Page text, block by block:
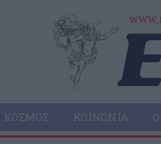
ΚΌΣΜΟΣ ΚΟΙΝΩΝΊΑ